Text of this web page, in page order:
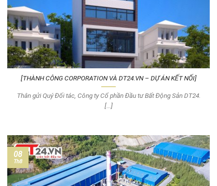
[THÀNH CÔNG CORPORATION VÀ DT24.VN – DỰ ÁN KẾT NỐI]
Thân gửi Quý Đối tác, Công ty Cổ phần Đầu tư Bất Động Sản DT24.
[...]
08
Th8